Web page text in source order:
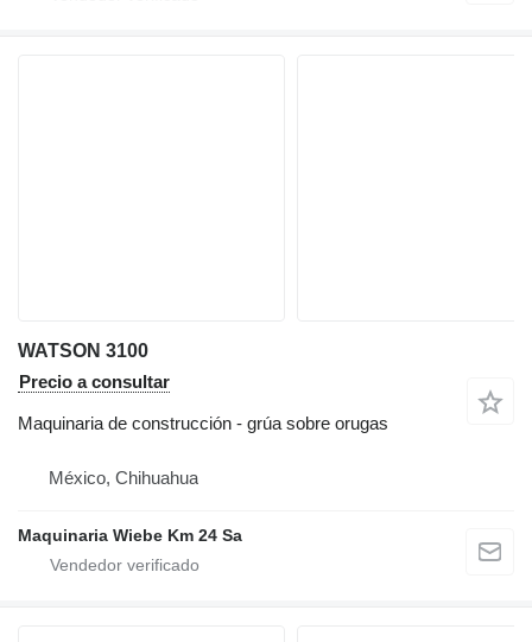
WATSON 3100
Precio a consultar
Maquinaria de construcción - grúa sobre orugas
México, Chihuahua
Maquinaria Wiebe Km 24 Sa